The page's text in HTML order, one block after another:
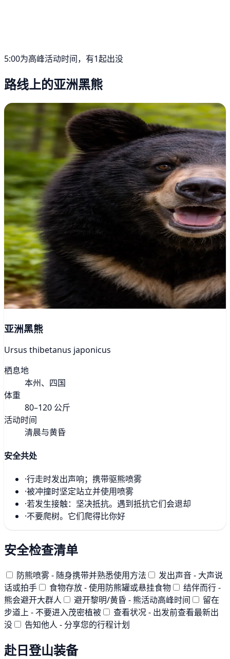
5:00为高峰活动时间，有1起出没
路线上的亚洲黑熊
亚洲黑熊
Ursus thibetanus japonicus
栖息地
本州、四国
体重
80–120 公斤
活动时间
清晨与黄昏
安全共处
·行走时发出声响；携带驱熊喷雾
·被冲撞时坚定站立并使用喷雾
·若发生接触：坚决抵抗。遇到抵抗它们会退却
·不要爬树。它们爬得比你好
安全检查清单
防熊喷雾 - 随身携带并熟悉使用方法
发出声音 - 大声说
话或拍手
食物存放 - 使用防熊罐或悬挂食物
结伴而行 -
熊会避开大群人
避开黎明/黄昏 - 熊活动高峰时间
留在
步道上 - 不要进入茂密植被
查看状况 - 出发前查看最新出
没
告知他人 - 分享您的行程计划
赴日登山装备